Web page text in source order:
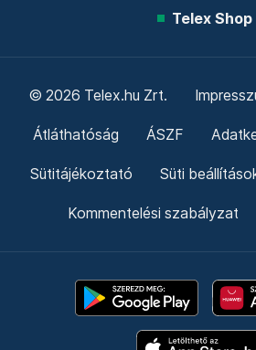
Telex Shop
© 2026 Telex.hu Zrt.
Átláthatóság ÁSZF
Sütitájékoztató Süti
Kommentelési szabályzat